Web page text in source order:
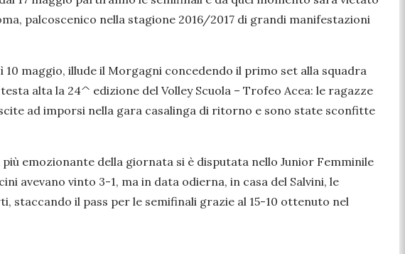
palcoscenico nella stagione 2016/2017 di grandi manifestazioni
maggio, illude il Morgagni concedendo il primo set alla squadra
alta la 24^ edizione del Volley Scuola – Trofeo Acea: le ragazze
ad imporsi nella gara casalinga di ritorno e sono state sconfitte
emozionante della giornata si è disputata nello Junior Femminile
avevano vinto 3-1, ma in data odierna, in casa del Salvini, le
staccando il pass per le semifinali grazie al 15-10 ottenuto nel